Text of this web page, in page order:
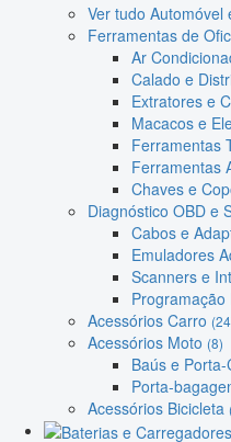
Ver tudo Automóvel
Ferramentas de
Ar
Calado e
Extratores e
Macacos e
Ferramentas
Ferramentas
Chaves e
Diagnóstico OBD e
Cabos e
Emuladores
Scanners e
Programação
Acessórios Carro
Acessórios Moto (8)
Baús e
Porta-
Acessórios Bicicleta